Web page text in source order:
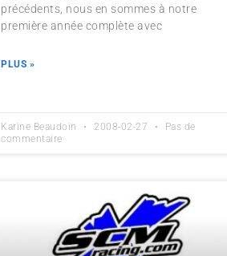
précédents, nous en sommes à notre
première année complète avec
PLUS »
Karine Beaudoin 2008-02-27
Pas de
commentaire